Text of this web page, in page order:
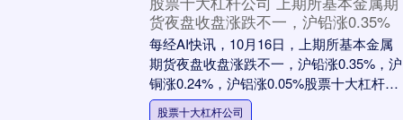
货夜盘收盘涨跌不一，沪铅涨0.35%
每经AI快讯，10月16日，上期所基本金属
期货夜盘收盘涨跌不一，沪铅涨0.35%，沪
铜涨0.24%，沪铝涨0.05%股票十大杠杆公
司，沪镍跌0.11%，沪锡跌0....
股票十大杠杆公司